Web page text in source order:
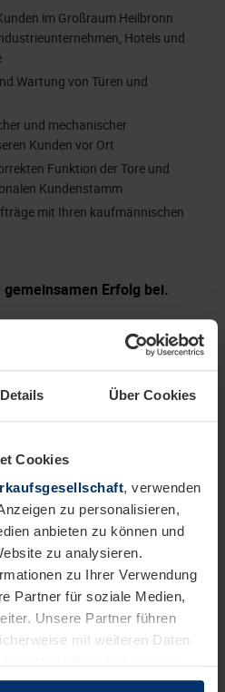
Details Über Cookies
Cookies
, verwenden
zu personalisieren,
anbieten zu können und
zu analysieren.
zu Ihrer Verwendung
Partner für soziale Medien,
Unsere Partner führen
mit weiteren Daten
der Dienste gesammelt
im Großraum Heilbronn
Hotels und
Wartung von Türen und
und mechanischer
Kunden vor Ort
Funktion der Tore und
Kundenstamm
mit Ihren kaufmännischen
Erfolg bei.
als Elektriker:in,
Schreiner:in, Metallbauer:in
Vorbildung
Klasse B
auf Leitern und Hebebühnen
auf dem Niveau B2
und Instandhaltung sowie
im Türenbereich
bei uns wohlfühlen.